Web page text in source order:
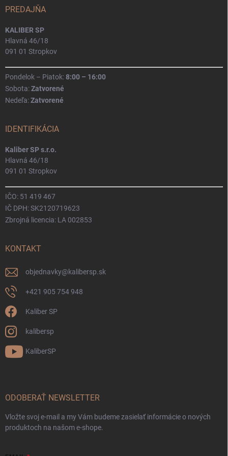
PREDAJŇA
KALIBER SP
Hlavná 46/18
091 01 Stropkov
Pondelok – Piatok:8:00 – 16:00
Sobota:Zatvorené
Nedeľa:Zatvorené
IDENTIFIKÁCIA
Kaliber SP s.r.o.
Hlavná 46/18
091 01 Stropkov
IČO: 51 419 467
IČ DPH: SK2120719623
Zbrojná licencia: LA 002853
KONTAKT
objednavky@kalibersp.sk
+421 905 754 948
Kaliber SP
kalibersp
KaliberSP
ODOBERAŤ NEWSLETTER
Vložte svoj e-mail a my Vám budeme zasielať informácie o nových
produktoch na našom e-shope.